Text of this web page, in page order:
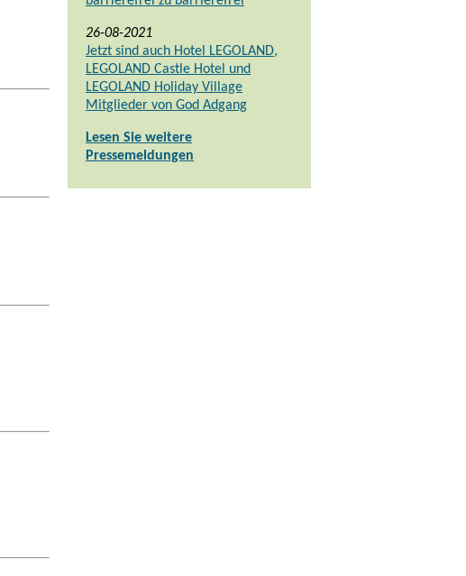
26-08-2021
Jetzt sind auch Hotel LEGOLAND,
LEGOLAND Castle Hotel und
LEGOLAND Holiday Village
Mitglieder von God Adgang
Lesen Sie weitere
Pressemeldungen